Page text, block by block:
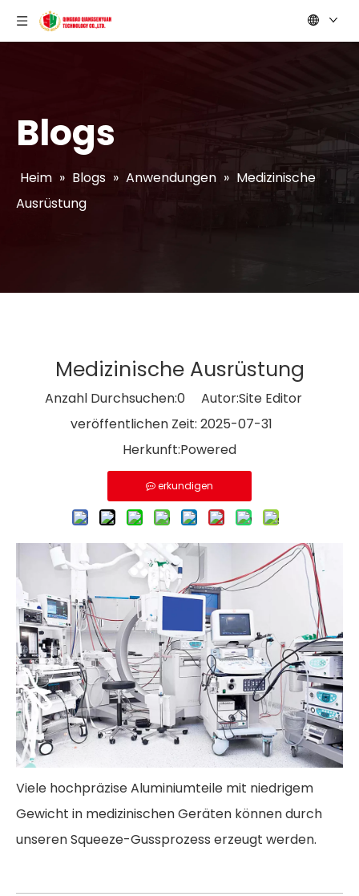
Blogs
Heim » Blogs » Anwendungen » Medizinische
Ausrüstung
Medizinische Ausrüstung
Anzahl Durchsuchen:0Autor:Site Editor
veröffentlichen Zeit: 2025-07-31
Herkunft:Powered
erkundigen
Viele hochpräzise Aluminiumteile mit niedrigem
Gewicht in medizinischen Geräten können durch
unseren Squeeze-Gussprozess erzeugt werden.